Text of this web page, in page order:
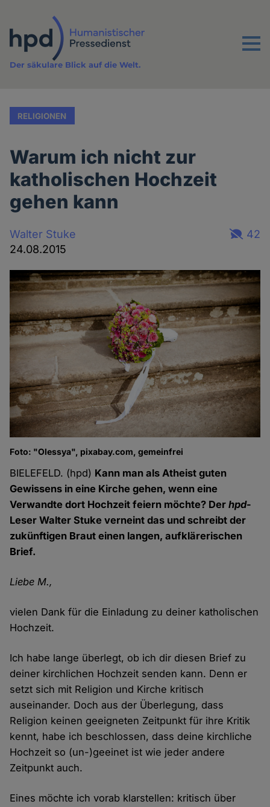
Inhalt
Menu
Der säkulare Blick auf die Welt.
RELIGIONEN
Warum ich nicht zur
katholischen Hochzeit
gehen kann
Walter Stuke
24.08.2015
42
Foto: "Olessya", pixabay.com, gemeinfrei
BIELEFELD. (hpd) Kann man als Atheist guten
Gewissens in eine Kirche gehen, wenn eine
Verwandte dort Hochzeit feiern möchte? Derhpd-
Leser Walter Stuke verneint das und schreibt der
zukünftigen Braut einen langen, aufklärerischen
Brief.
Liebe M.,
vielen Dank für die Einladung zu deiner katholischen
Hochzeit.
Ich habe lange überlegt, ob ich dir diesen Brief zu
deiner kirchlichen Hochzeit senden kann. Denn er
setzt sich mit Religion und Kirche kritisch
auseinander. Doch aus der Überlegung, dass
Religion keinen geeigneten Zeitpunkt für ihre Kritik
kennt, habe ich beschlossen, dass deine kirchliche
Hochzeit so (un-)geeinet ist wie jeder andere
Zeitpunkt auch.
Eines möchte ich vorab klarstellen: kritisch über